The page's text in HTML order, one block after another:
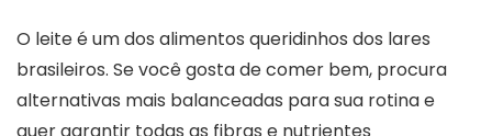
O leite é um dos alimentos queridinhos dos lares
brasileiros. Se você gosta de comer bem, procura
alternativas mais balanceadas para sua rotina e
quer garantir todas as fibras e nutrientes